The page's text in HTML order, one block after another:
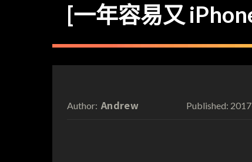
[一年容易又
Author: Andrew Published: